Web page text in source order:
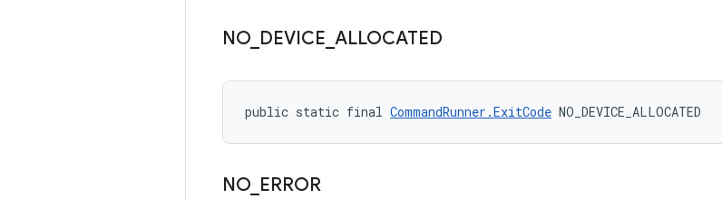
NO DEVICE ALLOCATED
public static final CommandRunner.ExitCode NO_DEVICE_ALLOCATED
NO ERROR